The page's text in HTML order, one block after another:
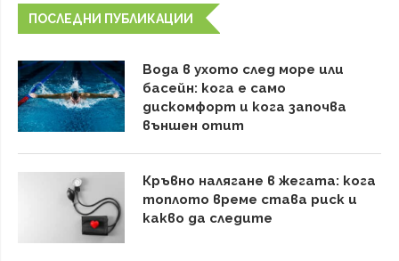
ПОСЛЕДНИ ПУБЛИКАЦИИ
Вода в ухото след море или
басейн: кога е само
дискомфорт и кога започва
външен отит
Кръвно налягане в жегата: кога
топлото време става риск и
какво да следите